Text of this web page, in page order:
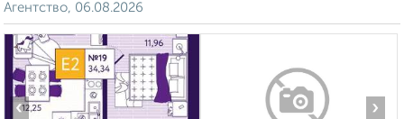
Агентство, 06.08.2026
‹ ›